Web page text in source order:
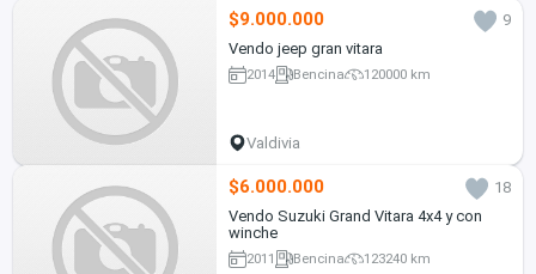
$9.000.000
9
Vendo jeep gran vitara
2014 Bencina 120000 km
Valdivia
$6.000.000
18
Vendo Suzuki Grand Vitara 4x4 y con
winche
2011 Bencina 123240 km